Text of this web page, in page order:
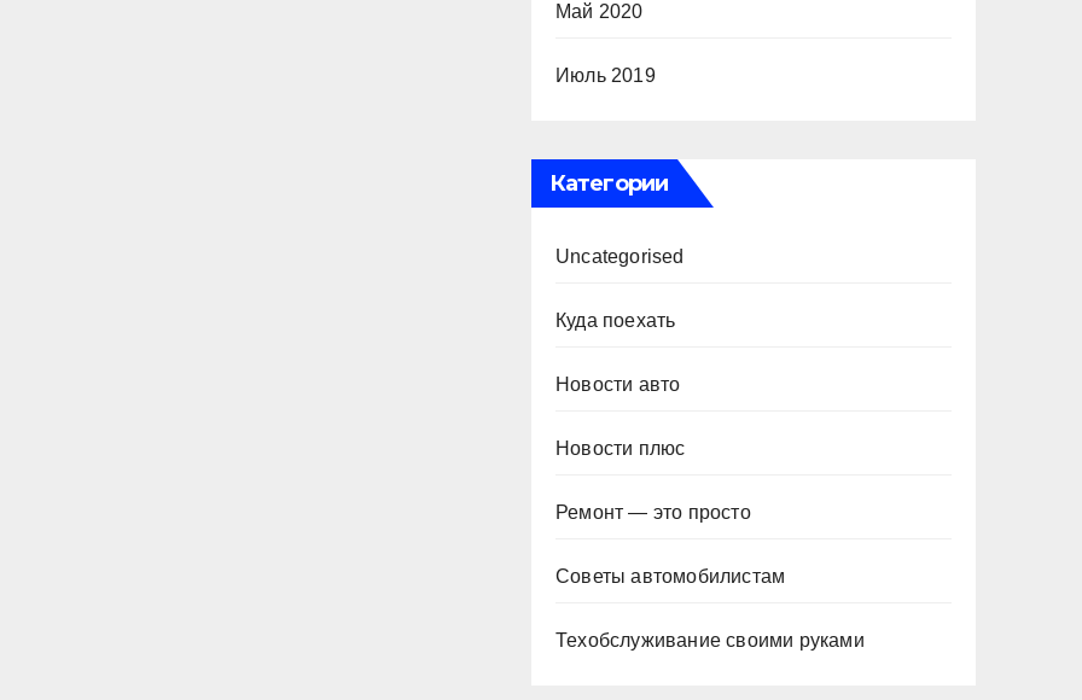
Май 2020
Июль 2019
Категории
Uncategorised
Куда поехать
Новости авто
Новости плюс
Ремонт — это просто
Советы автомобилистам
Техобслуживание своими руками